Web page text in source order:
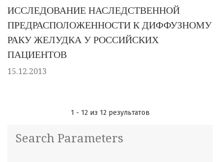
ИССЛЕДОВАНИЕ НАСЛЕДСТВЕННОЙ
ПРЕДРАСПОЛОЖЕННОСТИ К ДИФФУЗНОМУ
РАКУ ЖЕЛУДКА У РОССИЙСКИХ
ПАЦИЕНТОВ
15.12.2013
1 - 12 из 12 результатов
Search Parameters